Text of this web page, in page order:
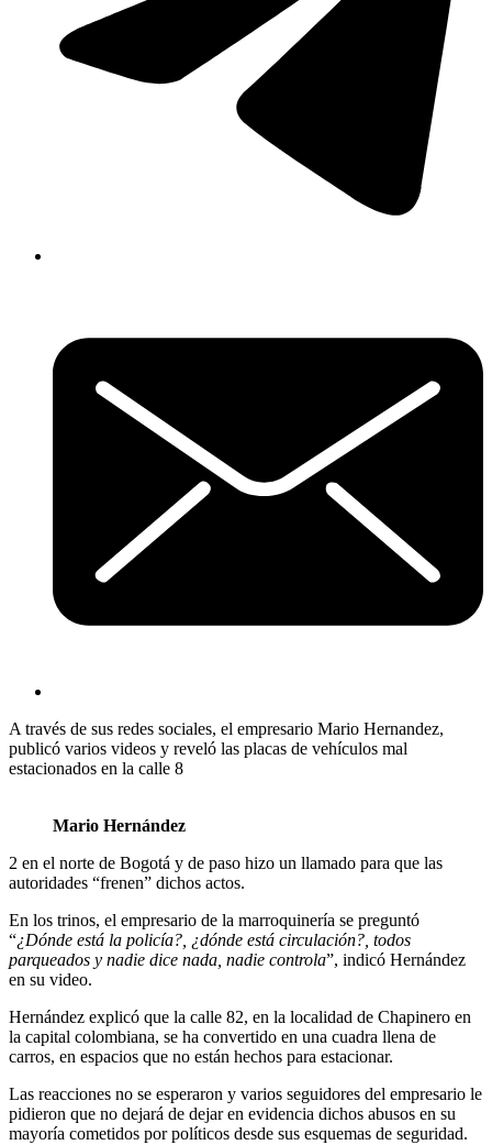
A través de sus redes sociales, el empresario Mario Hernandez,
publicó varios videos y reveló las placas de vehículos mal
estacionados en la calle 8
Mario Hernández
2 en el norte de Bogotá y de paso hizo un llamado para que las
autoridades “frenen” dichos actos.
En los trinos, el empresario de la marroquinería se preguntó
“¿Dónde está la policía?, ¿dónde está circulación?, todos
parqueados y nadie dice nada, nadie controla”, indicó Hernández
en su video.
Hernández explicó que la calle 82, en la localidad de Chapinero en
la capital colombiana, se ha convertido en una cuadra llena de
carros, en espacios que no están hechos para estacionar.
Las reacciones no se esperaron y varios seguidores del empresario le
pidieron que no dejará de dejar en evidencia dichos abusos en su
mayoría cometidos por políticos desde sus esquemas de seguridad.